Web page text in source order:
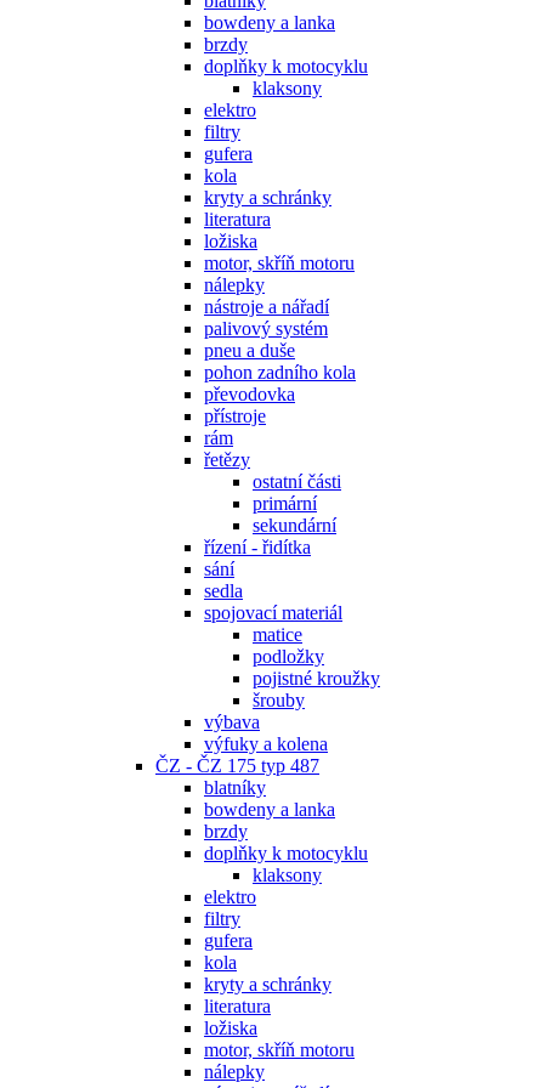
bowdeny a lanka
brzdy
doplňky k motocyklu
klaksony
elektro
filtry
gufera
kola
kryty a schránky
literatura
ložiska
motor, skříň motoru
nálepky
nástroje a nářadí
palivový systém
pneu a duše
pohon zadního kola
převodovka
přístroje
rám
řetězy
ostatní části
primární
sekundární
řízení - řidítka
sání
sedla
spojovací materiál
matice
podložky
pojistné kroužky
šrouby
výbava
výfuky a kolena
ČZ - ČZ 175 typ 487
blatníky
bowdeny a lanka
brzdy
doplňky k motocyklu
klaksony
elektro
filtry
gufera
kola
kryty a schránky
literatura
ložiska
motor, skříň motoru
nálepky